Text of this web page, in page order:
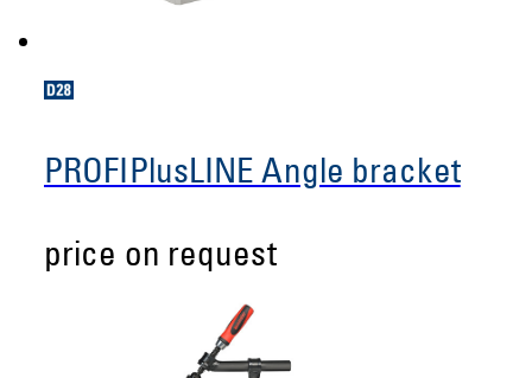
PROFIPlusLINE Angle bracket
price on request